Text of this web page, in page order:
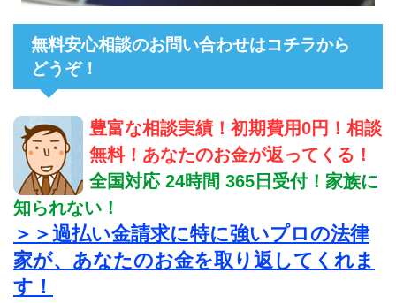
無料安心相談のお問い合わせはコチラから
どうぞ！
豊富な相談実績！初期費用0円！相談
無料！あなたのお金が返ってくる！
全国対応 24時間 365日受付！家族に
知られない！
＞＞過払い金請求に特に強いプロの法律
家が、あなたのお金を取り返してくれま
す！